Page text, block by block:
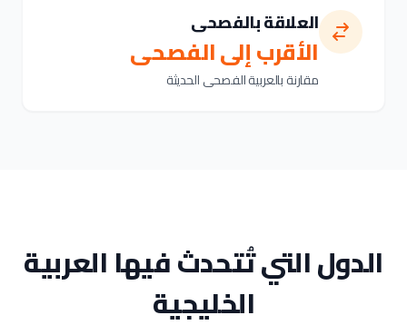
العلاقة بالفصحى
الأقرب إلى الفصحى
مقارنة بالعربية الفصحى الحديثة
الدول التي تُتحدث فيها العربية
الخليجية